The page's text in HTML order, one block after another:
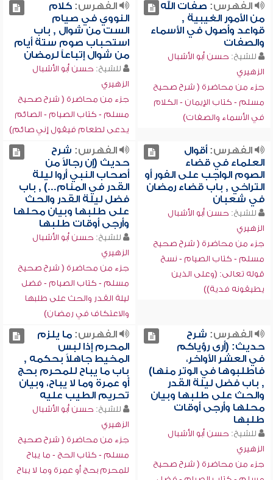
الفهرس: صفات الله
من الأمور الغيبية ,
قواعد وأصول في الأسماء
والصفات
للشيخ: حسن أبو الأشبال
الزهيري
جزء من محاضرة ( شرح صحيح
مسلم - كتاب الإيمان - الكلام
في الأسماء والصفات)
الفهرس:كلام
النووي في صيام
الست من شوال , باب
استحباب صوم ستة أيام
من شوال إتباعاً لرمضان
للشيخ: حسن أبو الأشبال
الزهيري
جزء من محاضرة ( شرح صحيح
مسلم - كتاب الصيام - الصائم
يدعى لطعام فيقول إني صائم)
الفهرس:أقوال
العلماء في قضاء
الصوم الواجب على الفور أو
التراخي , باب قضاء رمضان
في شعبان
للشيخ: حسن أبو الأشبال
الزهيري
جزء من محاضرة ( شرح صحيح
مسلم - كتاب الصيام - نسخ
قوله تعالى: (وعلى الذين
يطيقونه فدية))
الفهرس: شرح
حديث (إن رجالاً من
أصحاب النبي أروا ليلة
القدر في المنام...) , باب
فضل ليلة القدر والحث
على طلبها وبيان محلها
وأرجى أوقات طلبها
للشيخ: حسن أبو الأشبال
الزهيري
جزء من محاضرة ( شرح صحيح
مسلم - كتاب الصيام - فضل
ليلة القدر والحث على طلبها
والاعتكاف في رمضان)
الفهرس: شرح
حديث: (أرى رؤياكم
في العشر الأواخر،
فاطلبوها في الوتر منها)
, باب فضل ليلة القدر
والحث على طلبها وبيان
محلها وأرجى أوقات
طلبها
للشيخ: حسن أبو الأشبال
الزهيري
جزء من محاضرة ( شرح صحيح
الفهرس:ما يلزم
المحرم إذا لبس
المخيط جاهلاً بحكمه ,
باب ما يباح للمحرم بحج
أو عمرة وما لا يباح، وبيان
تحريم الطيب عليه
للشيخ: حسن أبو الأشبال
الزهيري
جزء من محاضرة ( شرح صحيح
مسلم - كتاب الحج - ما يباح
للمحرم بحج أو عمرة وما لا يباح